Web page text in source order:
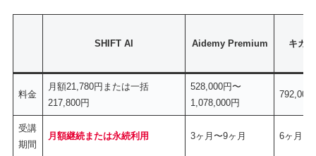
SHIFT AI Aidemy Premium キカ
料金
月額21,780円または一括
217,800円
528,000円〜
1,078,000円
792,000
受講
期間
月額継続または永続利用 3ヶ月〜9ヶ月 6ヶ月